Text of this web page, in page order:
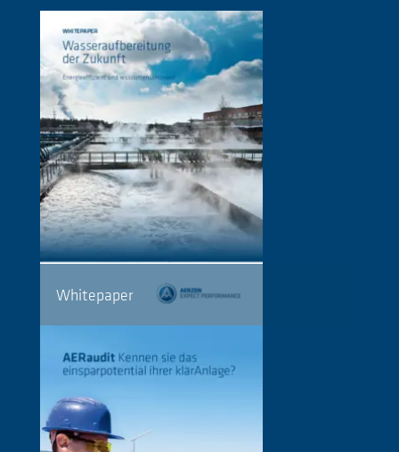
Whitepaper